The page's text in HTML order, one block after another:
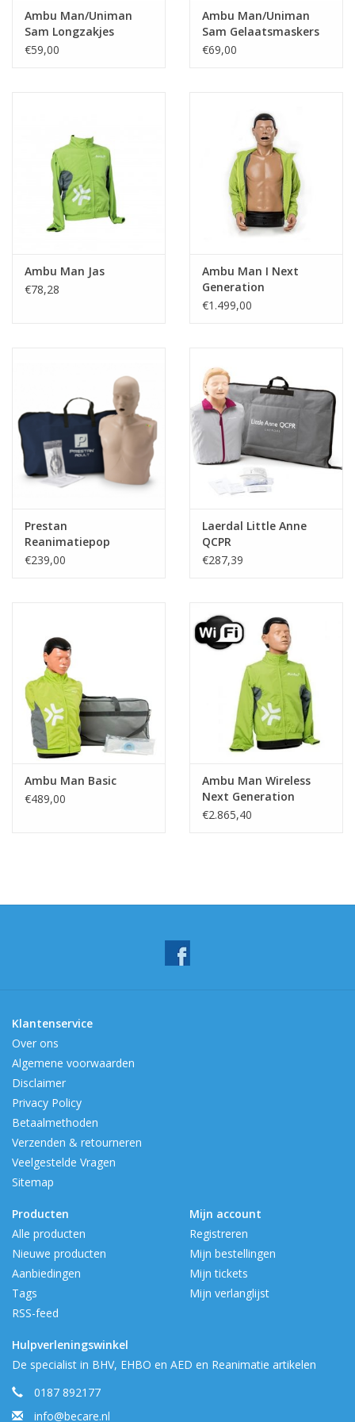
Speciale draagtas
Ambu Man/Uniman
Sam Longzakjes
€59,00
Ambu Man/Uniman
Sam Gelaatsmaskers
€69,00
Ambu Man Jas
€78,28
Ambu Man I Next
Generation
€1.499,00
Prestan
Reanimatiepop
Volwassene
€239,00
Laerdal Little Anne
QCPR
€287,39
Ambu Man Basic
€489,00
Ambu Man Wireless
Next Generation
€2.865,40
Klantenservice
Over ons
Algemene voorwaarden
Disclaimer
Privacy Policy
Betaalmethoden
Verzenden & retourneren
Veelgestelde Vragen
Sitemap
Producten
Alle producten
Nieuwe producten
Aanbiedingen
Tags
RSS-feed
Mijn account
Registreren
Mijn bestellingen
Mijn tickets
Mijn verlanglijst
Hulpverleningswinkel
De specialist in BHV, EHBO en AED en Reanimatie artikelen
0187 892177
info@becare.nl